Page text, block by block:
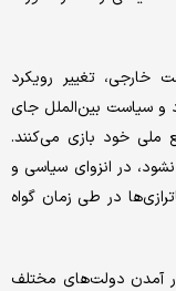
خارجی، تغییر رویکرد
و سیاست بین‌الملل جای
ملی خود بازی می‌کنند.
نشود، در انزوای سیاسی و
در طی زمان گواه
آمدن دولت‌های مختلف